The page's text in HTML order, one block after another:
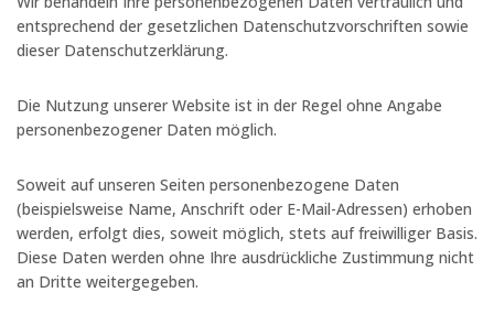
entsprechend der gesetzlichen Datenschutzvorschriften sowie
dieser Datenschutzerklärung.
Die Nutzung unserer Website ist in der Regel ohne Angabe
personenbezogener Daten möglich.
Soweit auf unseren Seiten personenbezogene Daten
(beispielsweise Name, Anschrift oder E-Mail-Adressen) erhoben
werden, erfolgt dies, soweit möglich, stets auf freiwilliger Basis.
Diese Daten werden ohne Ihre ausdrückliche Zustimmung nicht
an Dritte weitergegeben.